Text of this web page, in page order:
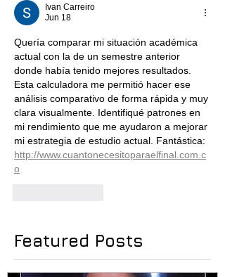
Ivan Carreiro
Jun 18
Quería comparar mi situación académica
actual con la de un semestre anterior
donde había tenido mejores resultados.
Esta calculadora me permitió hacer ese
análisis comparativo de forma rápida y muy
clara visualmente. Identifiqué patrones en
mi rendimiento que me ayudaron a mejorar
mi estrategia de estudio actual. Fantástica:
http://www.cuantonecesitoparaelfinal.com.c
o
Featured Posts